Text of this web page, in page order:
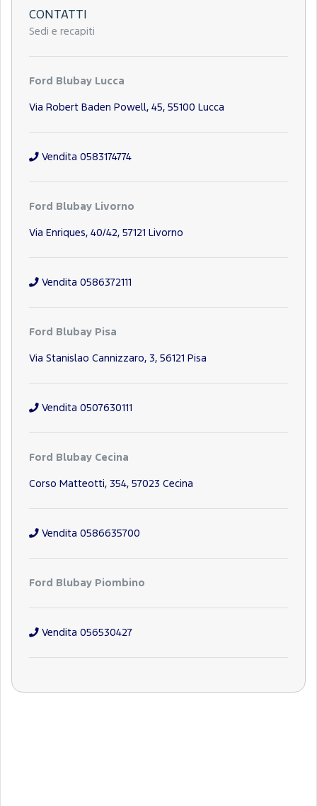
CONTATTI
Sedi e recapiti
Ford Blubay Lucca
Via Robert Baden Powell, 45, 55100 Lucca
Vendita 0583174774
Ford Blubay Livorno
Via Enriques, 40/42, 57121 Livorno
Vendita 0586372111
Ford Blubay Pisa
Via Stanislao Cannizzaro, 3, 56121 Pisa
Vendita 0507630111
Ford Blubay Cecina
Corso Matteotti, 354, 57023 Cecina
Vendita 0586635700
Ford Blubay Piombino
Vendita 056530427